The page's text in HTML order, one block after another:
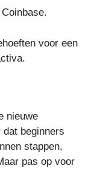
voor een
nieuwe
beginners
stappen,
pas op voor